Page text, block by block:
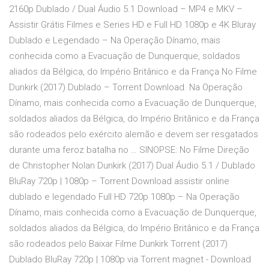
2160p Dublado / Dual Áudio 5.1 Download – MP4 e MKV –
Assistir Grátis Filmes e Series HD e Full HD 1080p e 4K Bluray
Dublado e Legendado – Na Operação Dínamo, mais
conhecida como a Evacuação de Dunquerque, soldados
aliados da Bélgica, do Império Britânico e da França No Filme
Dunkirk (2017) Dublado – Torrent Download. Na Operação
Dínamo, mais conhecida como a Evacuação de Dunquerque,
soldados aliados da Bélgica, do Império Britânico e da França
são rodeados pelo exército alemão e devem ser resgatados
durante uma feroz batalha no … SINOPSE: No Filme Direção
de Christopher Nolan Dunkirk (2017) Dual Áudio 5.1 / Dublado
BluRay 720p | 1080p – Torrent Download assistir online
dublado e legendado Full HD 720p 1080p – Na Operação
Dínamo, mais conhecida como a Evacuação de Dunquerque,
soldados aliados da Bélgica, do Império Britânico e da França
são rodeados pelo Baixar Filme Dunkirk Torrent (2017)
Dublado BluRay 720p | 1080p via Torrent magnet - Download